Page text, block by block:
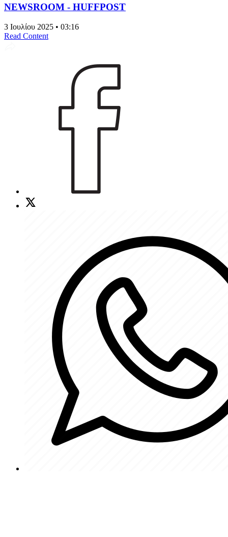
NEWSROOM - HUFFPOST
3 Ιουλίου 2025 • 03:16
Read Content